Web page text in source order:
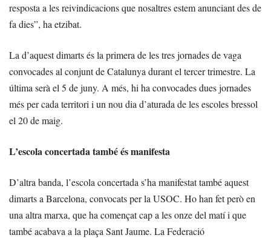
resposta a les reivindicacions que nosaltres estem anunciant des de
fa dies”, ha etzibat.
La d’aquest dimarts és la primera de les tres jornades de vaga
convocades al conjunt de Catalunya durant el tercer trimestre. La
última serà el 5 de juny. A més, hi ha convocades dues jornades
més per cada territori i un nou dia d’aturada de les escoles bressol
el 20 de maig.
L’escola concertada també és manifesta
D’altra banda, l’escola concertada s’ha manifestat també aquest
dimarts a Barcelona, convocats per la USOC. Ho han fet però en
una altra marxa, que ha començat cap a les onze del matí i que
també acabava a la plaça Sant Jaume. La Federació